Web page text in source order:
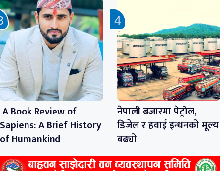
A Book Review of
Sapiens: A Brief History
of Humankind
नेपाली बजारमा पेट्रोल,
डिजेल र हवाई इन्धनको मूल्य
बढ्यो